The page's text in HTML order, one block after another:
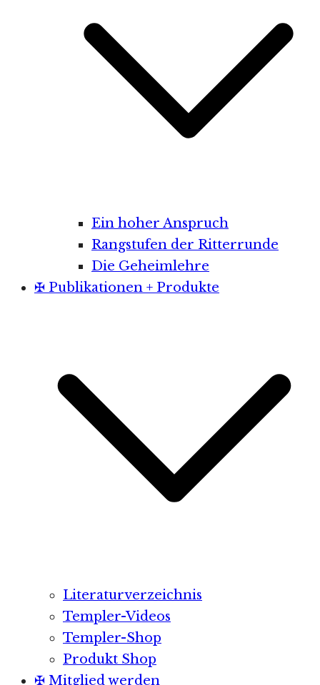
Ein hoher Anspruch
Rangstufen der Ritterrunde
Die Geheimlehre
✠ Publikationen + Produkte
Literaturverzeichnis
Templer-Videos
Templer-Shop
Produkt Shop
✠ Mitglied werden